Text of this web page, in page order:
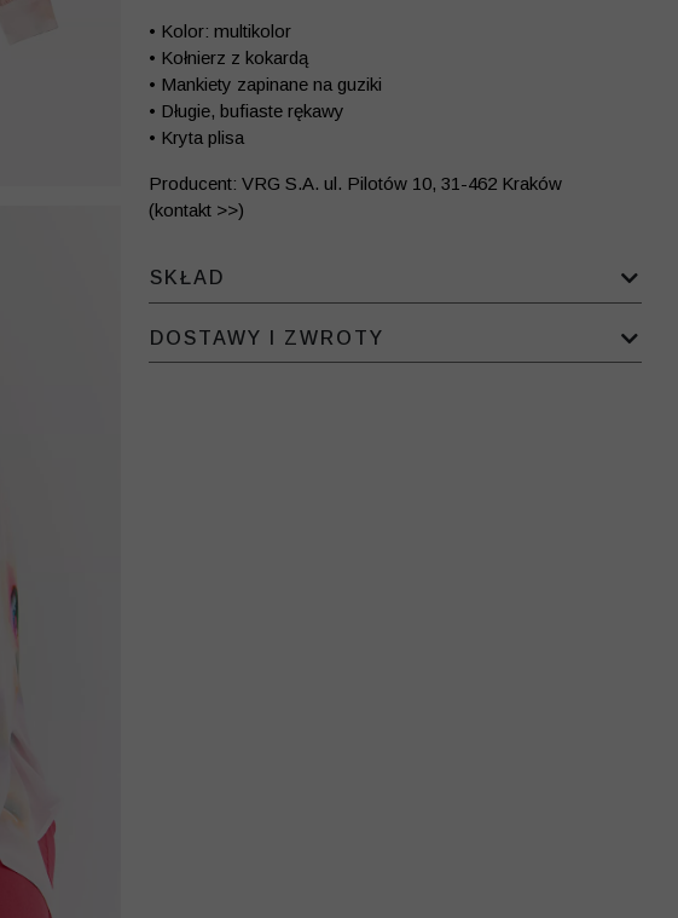
• Kolor: multikolor
• Kołnierz z kokardą
• Mankiety zapinane na guziki
• Długie, bufiaste rękawy
• Kryta plisa
Producent: VRG S.A. ul. Pilotów 10, 31-462 Kraków
(kontakt >>)
SKŁAD
DOSTAWY I ZWROTY